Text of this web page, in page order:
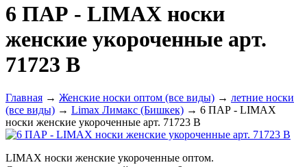
6 ПАР - LIMAX носки
женские укороченные арт.
71723 В
Главная → Женские носки оптом (все виды) → летние носки
(все виды) → Limax Лимакс (Бишкек) → 6 ПАР - LIMAX
носки женские укороченные арт. 71723 В
LIMAX носки женские укороченные оптом.